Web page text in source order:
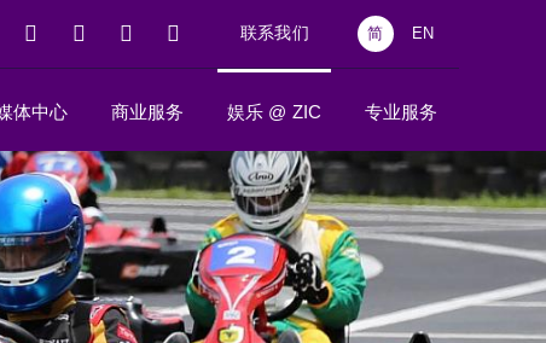
联系我们 简 EN
体中心 商业服务 娱乐 @ ZIC 专业服务